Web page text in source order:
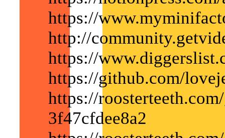
https://
http://
https://
https://github.com/
https://
3f47cfdee8a2